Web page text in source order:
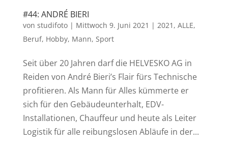
#44: ANDRÉ BIERI
von studifoto| Mittwoch 9. Juni 2021 | 2021 , ALLE,
Beruf, Hobby, Mann, Sport
Seit über 20 Jahren darf die HELVESKO AG in
Reiden von André Bieri’s Flair fürs Technische
profitieren. Als Mann für Alles kümmerte er
sich für den Gebäudeunterhalt, EDV-
Installationen, Chauffeur und heute als Leiter
Logistik für alle reibungslosen Abläufe in der...